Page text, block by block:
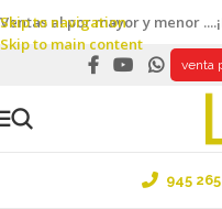
Skip to navigation
Skip to main content
Ventas al por mayor y menor
venta
945